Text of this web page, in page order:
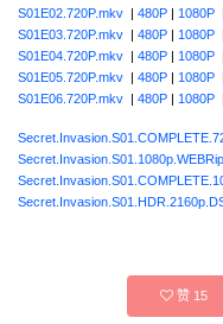
S01E02.720P.mkv | 480P | 1080P
S01E03.720P.mkv | 480P | 1080P
S01E04.720P.mkv | 480P | 1080P
S01E05.720P.mkv | 480P | 1080P
S01E06.720P.mkv | 480P | 1080P
赞15